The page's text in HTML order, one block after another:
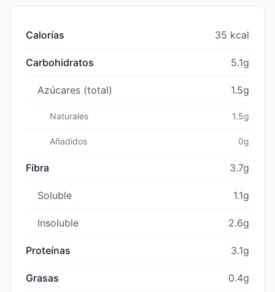
Calorías 35 kcal
Carbohidratos 5.1g
Azúcares (total) 1.5g
Naturales 1.5g
Añadidos 0g
Fibra 3.7g
Soluble 1.1g
Insoluble 2.6g
Proteínas 3.1g
Grasas 0.4g